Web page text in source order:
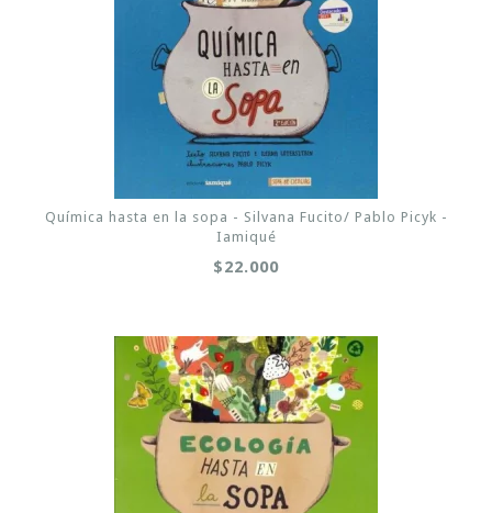
Química hasta en la sopa - Silvana Fucito/ Pablo Picyk -
Iamiqué
$22.000